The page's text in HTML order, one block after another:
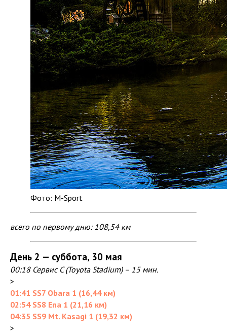
Фото: M-Sport
всего по первому дню: 108,54 км
День 2 — суббота, 30 мая
00:18 Сервис C (Toyota Stadium) – 15 мин.
>
01:41 SS7 Obara 1 (16,44 км)
02:54 SS8 Ena 1 (21,16 км)
04:35 SS9 Mt. Kasagi 1 (19,32 км)
>